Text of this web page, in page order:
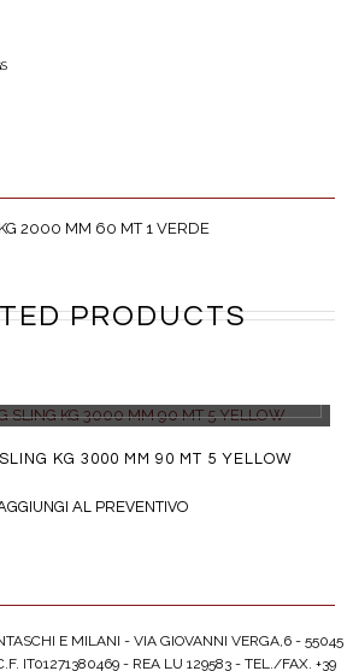
2000 MM 60 MT 1 VERDE
PRODUCTS
KG 3000 MM 90 MT 5 YELLOW
AL PREVENTIVO
E MILANI - VIA GIOVANNI VERGA,6 - 55045
IT01271380469 - REA LU 129583 - TEL./FAX. +39